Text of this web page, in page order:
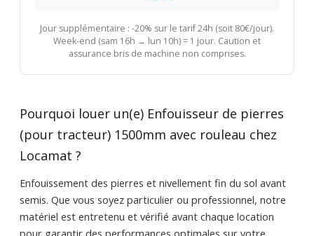
Jour supplémentaire : -20% sur le tarif 24h (soit 80€/jour).
Week-end (sam 16h → lun 10h) = 1 jour. Caution et
assurance bris de machine non comprises.
Pourquoi louer un(e) Enfouisseur de pierres
(pour tracteur) 1500mm avec rouleau chez
Locamat ?
Enfouissement des pierres et nivellement fin du sol avant
semis. Que vous soyez particulier ou professionnel, notre
matériel est entretenu et vérifié avant chaque location
pour garantir des performances optimales sur votre